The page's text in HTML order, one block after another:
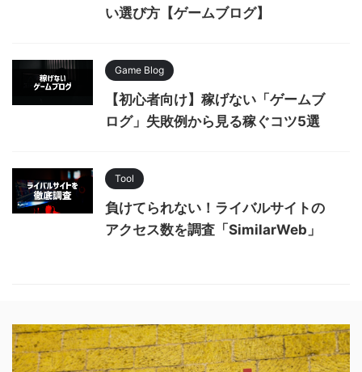
い選び方【ゲームブログ】
Game Blog
【初心者向け】稼げない「ゲームブ
ログ」失敗例から見る稼ぐコツ5選
Tool
負けてられない！ライバルサイトの
アクセス数を調査「SimilarWeb」